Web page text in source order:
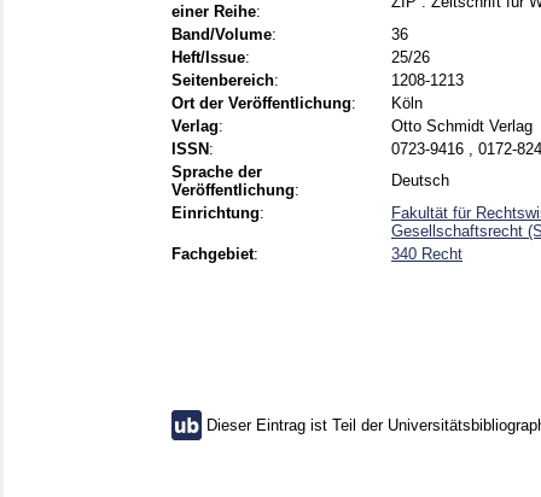
einer Reihe:
Band/Volume:
36
Heft/Issue:
25/26
Seitenbereich:
1208-1213
Ort der Veröffentlichung:
Köln
Verlag:
Otto Schmidt Verlag
ISSN :
0723-9416 , 0172-
Sprache der
Veröffentlichung:
Deutsch
Einrichtung:
Fakultät für
Gesellschaftsrecht
Fachgebiet: 340 Recht
Dieser Eintrag ist Teil der